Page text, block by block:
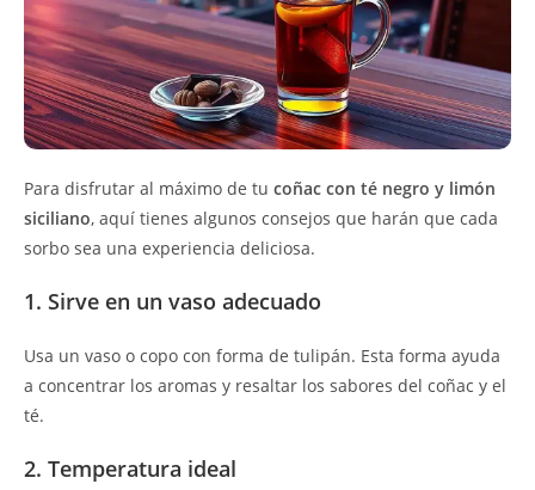
Para disfrutar al máximo de tu coñac con té negro y limón
siciliano, aquí tienes algunos consejos que harán que cada
sorbo sea una experiencia deliciosa.
1. Sirve en un vaso adecuado
Usa un vaso o copo con forma de tulipán. Esta forma ayuda
a concentrar los aromas y resaltar los sabores del coñac y el
té.
2. Temperatura ideal